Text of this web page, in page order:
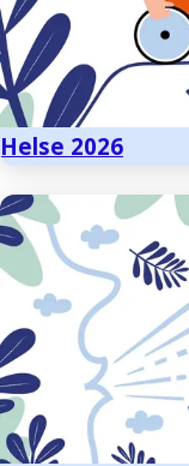
Helse 2026